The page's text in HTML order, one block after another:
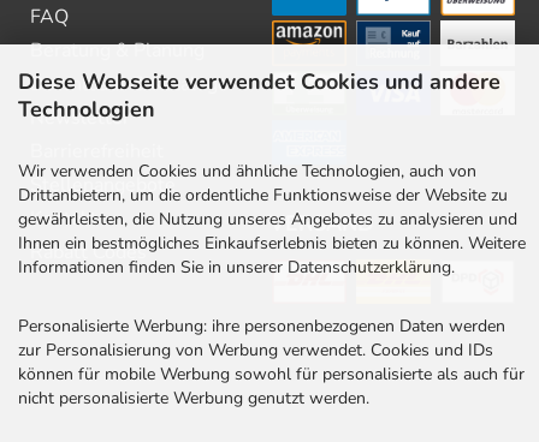
Diese Webseite verwendet Cookies und andere
Technologien
Wir verwenden Cookies und ähnliche Technologien, auch von
Drittanbietern, um die ordentliche Funktionsweise der Website zu
gewährleisten, die Nutzung unseres Angebotes zu analysieren und
Ihnen ein bestmögliches Einkaufserlebnis bieten zu können. Weitere
Informationen finden Sie in unserer Datenschutzerklärung.
Personalisierte Werbung: ihre personenbezogenen Daten werden
zur Personalisierung von Werbung verwendet. Cookies und IDs
können für mobile Werbung sowohl für personalisierte als auch für
nicht personalisierte Werbung genutzt werden.
FAQ
Beratung & Planung
Downloads & Kataloge
Newsletter
Stellenangebote
Kontakt
Rabatt Codes
VERSAND